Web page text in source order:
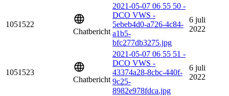
1051522
Chatbericht
2021-05-07 06 55 50 -
DCO VWS -
5ebeb4d0-a726-4c84-
a1b5-
bfc277db3275.jpg
6 juli
2022
1051523
Chatbericht
2021-05-07 06 55 51 -
DCO VWS -
43374a28-8cbc-440f-
9c25-
8982e978fdca.jpg
6 juli
2022